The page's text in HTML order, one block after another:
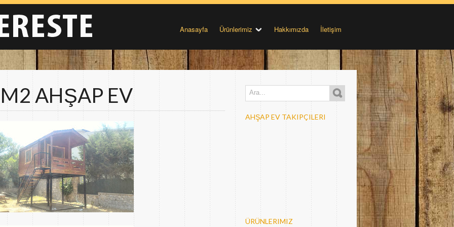
Anasayfa Ürünlerimiz Hakkımızda İletişim
AHŞAP EV
AHŞAP EV TAKIPÇILERI
ÜRÜNLERIMIZ